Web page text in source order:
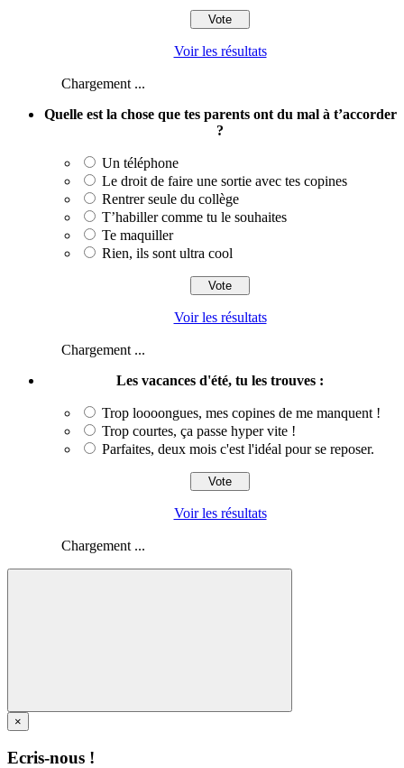
Voir les résultats
Chargement ...
Quelle est la chose que tes parents ont du mal à t’accorder
?
Un téléphone
Le droit de faire une sortie avec tes copines
Rentrer seule du collège
T’habiller comme tu le souhaites
Te maquiller
Rien, ils sont ultra cool
Voir les résultats
Chargement ...
Les vacances d'été, tu les trouves :
Trop loooongues, mes copines de me manquent !
Trop courtes, ça passe hyper vite !
Parfaites, deux mois c'est l'idéal pour se reposer.
Voir les résultats
Chargement ...
×
Ecris-nous !